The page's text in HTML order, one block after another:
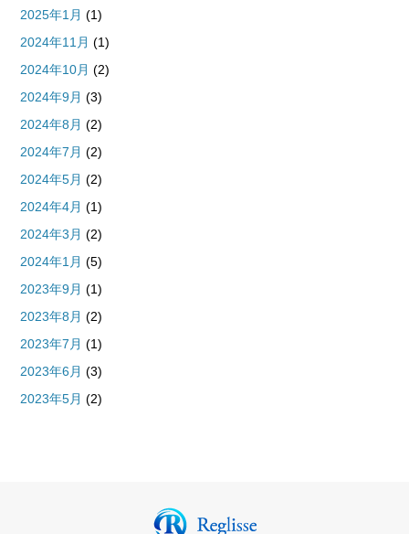
2025年1月 (1)
2024年11月 (1)
2024年10月 (2)
2024年9月 (3)
2024年8月 (2)
2024年7月 (2)
2024年5月 (2)
2024年4月 (1)
2024年3月 (2)
2024年1月 (5)
2023年9月 (1)
2023年8月 (2)
2023年7月 (1)
2023年6月 (3)
2023年5月 (2)